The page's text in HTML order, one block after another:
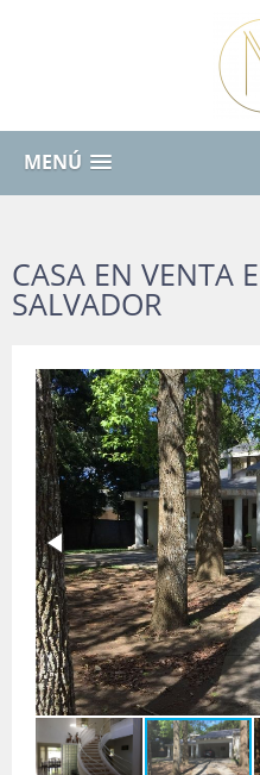
MENÚ
CASA EN VENTA
SALVADOR